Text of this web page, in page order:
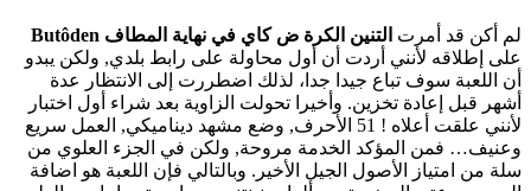
لم أكن قد أمرت التنين الكرة ض كاي في نهاية المطاف Butôden
على إطلاقه لأنني أردت أن أول محاولة على رابط بلدي, ولكن يبدو
أن اللعبة سوف تباع جيدا جدا، لذلك اضطررت إلى الانتظار عدة
أشهر قبل إعادة تخزين. وأخيرا تحولت الزاوية بعد شراء أول اختبار
لأنني علقت أعلاه ! 51 الأحرف, وضع مشهد ديناميكي, العمل سريع
وعنيف… فمن المؤكد الخدمة مروحة, ولكن في الجزء العلوي من
سلة من امتياز الأصول الجيل الأخير. وبالتالي فإن اللعبة هو اضافة